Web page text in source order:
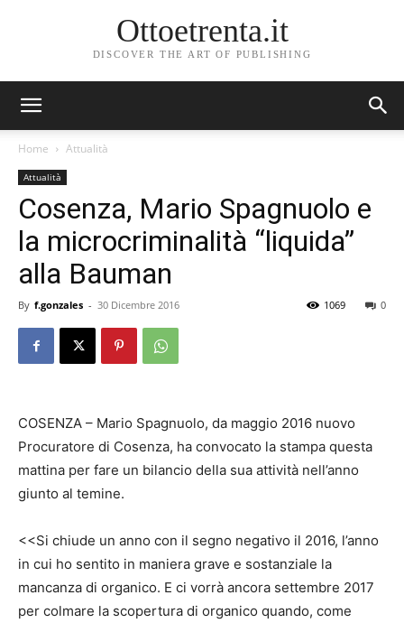
Ottoetrenta.it
DISCOVER THE ART OF PUBLISHING
Home Attualità
Attualità
Cosenza, Mario Spagnuolo e
la microcriminalità “liquida”
alla Bauman
By f.gonzales - 30 Dicembre 2016 0
1069
COSENZA – Mario Spagnuolo, da maggio 2016 nuovo
Procuratore di Cosenza, ha convocato la stampa questa
mattina per fare un bilancio della sua attività nell’anno
giunto al temine.
<<Si chiude un anno con il segno negativo il 2016, l’anno
in cui ho sentito in maniera grave e sostanziale la
mancanza di organico. E ci vorrà ancora settembre 2017
per colmare la scopertura di organico quando, come